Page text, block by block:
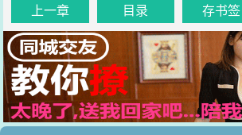
上一章 目录 存书签